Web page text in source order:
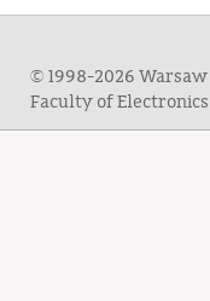
© 1998-2026
Faculty of